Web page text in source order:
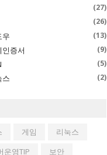
(27)
(26)
우 (13)
증서 (9)
(5)
스 (2)
게임
리눅스
운영TIP
보안